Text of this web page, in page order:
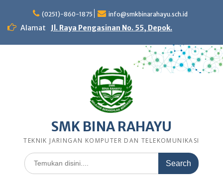
content
(0251)-860-1875 info@smkbinarahayu.sch.id
Alamat Jl. Raya Pengasinan No. 55, Depok.
SMK BINA RAHAYU
TEKNIK JARINGAN KOMPUTER DAN TELEKOMUNIKASI
Search
for: